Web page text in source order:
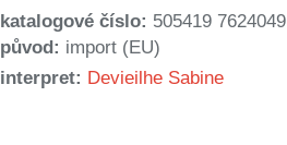
katalogové číslo: 505419 7624049
původ: import (EU)
interpret: Devieilhe Sabine